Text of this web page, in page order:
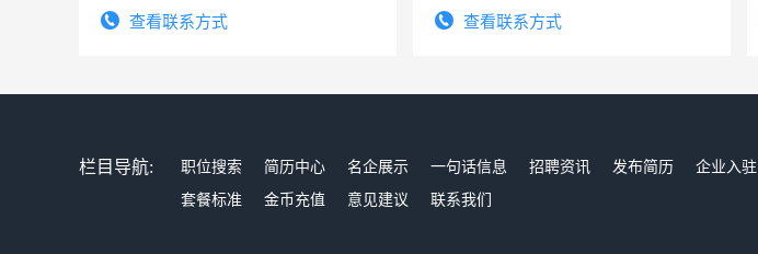
查看联系方式 查看联系方式
栏目导航: 职位搜索 简历中心 名企展示 一句话信息 招聘资讯 发布简历 企业入驻
套餐标准
金币充值 意见建议 联系我们